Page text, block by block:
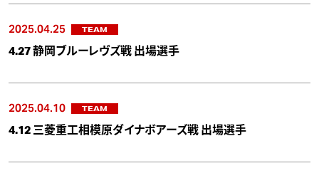
2025.04.25 TEAM
4.27 静岡ブルーレヴズ戦 出場選手
2025.04.10 TEAM
4.12 三菱重工相模原ダイナボアーズ戦 出場選手